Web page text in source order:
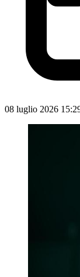
08 luglio 2026